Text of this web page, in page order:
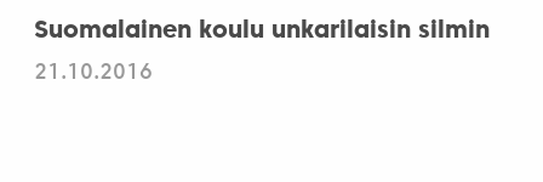
Suomalainen koulu unkarilaisin silmin
21.10.2016